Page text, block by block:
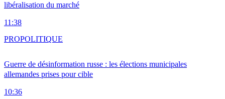
libéralisation du marché
11:38
Guerre de désinformation russe : les élections municipales
allemandes prises pour cible
10:36
PROPOLITIQUE